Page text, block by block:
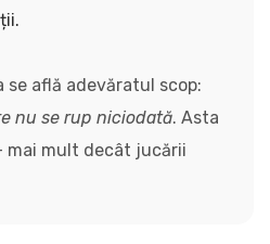
află adevăratul scop:
nu se rup niciodată. Asta
mai mult decât jucării